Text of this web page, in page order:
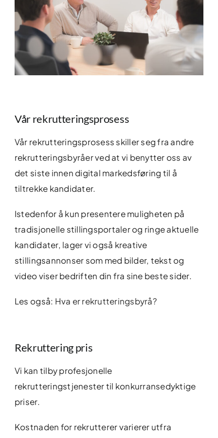
Vår rekrutteringsprosess
Vår rekrutteringsprosess skiller seg fra andre
rekrutteringsbyråer ved at vi benytter oss av
det siste innen digital markedsføring til å
tiltrekke kandidater.
Istedenfor å kun presentere muligheten på
tradisjonelle stillingsportaler og ringe aktuelle
kandidater, lager vi også kreative
stillingsannonser som med bilder, tekst og
video viser bedriften din fra sine beste sider.
Les også: Hva er rekrutteringsbyrå?
Rekruttering pris
Vi kan tilby profesjonelle
rekrutteringstjenester til konkurransedyktige
priser.
Kostnaden for rekrutterer varierer utfra